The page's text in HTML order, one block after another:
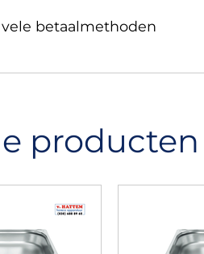
betaalmethoden
producten